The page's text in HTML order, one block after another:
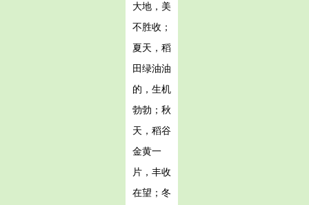
大地，美
不胜收；
夏天，稻
田绿油油
的，生机
勃勃；秋
天，稻谷
金黄一
片，丰收
在望；冬